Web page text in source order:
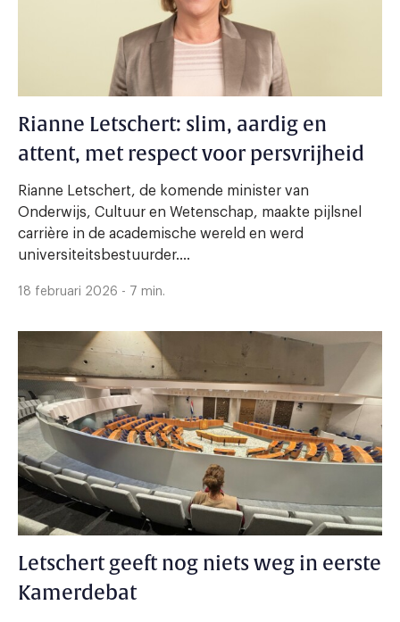
Rianne Letschert: slim, aardig en
attent, met respect voor persvrijheid
Rianne Letschert, de komende minister van
Onderwijs, Cultuur en Wetenschap, maakte pijlsnel
carrière in de academische wereld en werd
universiteitsbestuurder....
18 februari 2026 - 7 min.
Letschert geeft nog niets weg in eerste
Kamerdebat